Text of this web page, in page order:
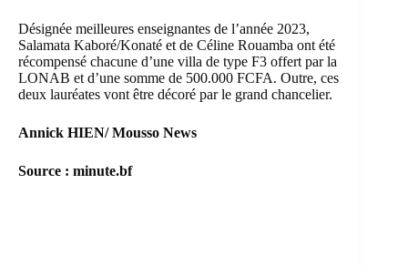
Désignée meilleures enseignantes de l’année 2023,
Salamata Kaboré/Konaté et de Céline Rouamba ont été
récompensé chacune d’une villa de type F3 offert par la
LONAB et d’une somme de 500.000 FCFA. Outre, ces
deux lauréates vont être décoré par le grand chancelier.
Annick HIEN/ Mousso News
Source : minute.bf